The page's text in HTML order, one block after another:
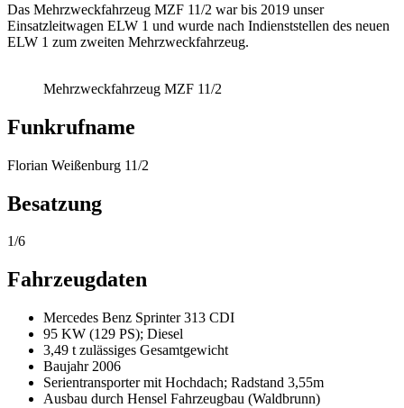
Das Mehrzweckfahrzeug MZF 11/2 war bis 2019 unser
Einsatzleitwagen ELW 1 und wurde nach Indienststellen des neuen
ELW 1 zum zweiten Mehrzweckfahrzeug.
Mehrzweckfahrzeug MZF 11/2
Funkrufname
Florian Weißenburg 11/2
Besatzung
1/6
Fahrzeugdaten
Mercedes Benz Sprinter 313 CDI
95 KW (129 PS); Diesel
3,49 t zulässiges Gesamtgewicht
Baujahr 2006
Serientransporter mit Hochdach; Radstand 3,55m
Ausbau durch Hensel Fahrzeugbau (Waldbrunn)